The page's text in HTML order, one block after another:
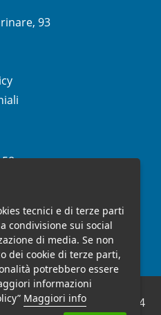
93
SRL - P.IVA 10682651004
tecnici e di terze parti
condivisione sui social
di media. Se non
dei cookie di terze parti,
potrebbero essere
informazioni
Maggiori info